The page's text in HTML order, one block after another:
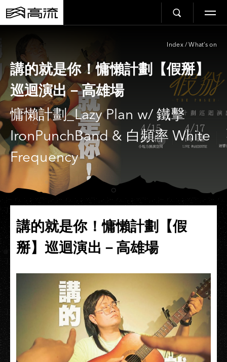
Index / What’s on
講的就是你！慵懶計劃【假掰】
巡迴演出－高雄場
慵懶計劃_Lazy Plan w/ 鐵擊
IronPunchBand & 白頻率 White
Frequency
講的就是你！慵懶計劃【假
掰】巡迴演出－高雄場